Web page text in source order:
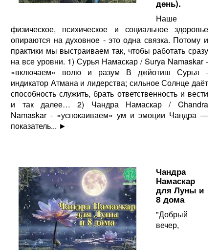
день).
Наше
физическое, психическое и социальное здоровье
опираются на духовное - это одна связка. Потому и
практики мы выстраиваем так, чтобы работать сразу
на все уровни. 1) Сурья Намаскар / Surya Namaskar -
«включаем» волю и разум В джйотиш Сурья -
индикатор Атмана и лидерства; сильное Солнце даёт
способность служить, брать ответственность и вести
и так далее… 2) Чандра Намаскар / Chandra
Namaskar - «успокаиваем» ум и эмоции Чандра —
показатель... ►
Чандра
Намаскар
для Луны и
8 дома
"Добрый
вечер,